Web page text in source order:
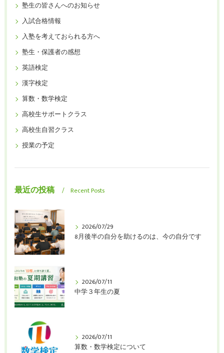
塾生の皆さんへのお知らせ
入試合格情報
入塾を考えておられる方へ
塾生・保護者の感想
英語検定
漢字検定
算数・数学検定
高校生サポートクラス
高校生自習クラス
授業の予定
最近の投稿 Recent Posts
2026/07/29
8月後半の自分を助けるのは、今の自分です
2026/07/11
中学３年生の夏
2026/07/11
算数・数学検定について